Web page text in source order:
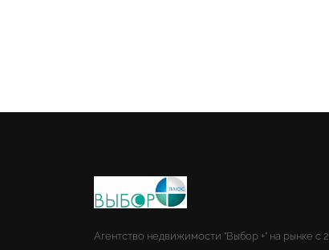
Агентство недвижимости "Выбор +" на рынке с